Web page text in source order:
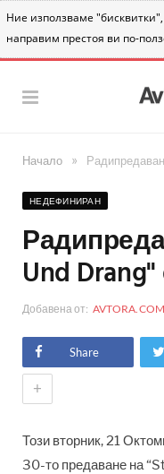
Ние използваме
направим престоя ви по-
Начало »
НЕДЕФИНИРАН
Und
Добавена от: AVTORA.COM
Share
+
Този вторник, 21
30-то предаване на